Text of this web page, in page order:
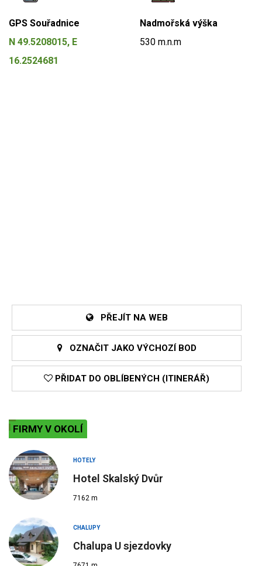
GPS Souřadnice
N 49.5208015, E
16.2524681
Nadmořská výška
530 m.n.m
PŘEJÍT NA WEB
OZNAČIT JAKO VÝCHOZÍ BOD
PŘIDAT DO OBLÍBENÝCH (ITINERÁŘ)
FIRMY V OKOLÍ
HOTELY
Hotel Skalský Dvůr
7162 m
CHALUPY
Chalupa U sjezdovky